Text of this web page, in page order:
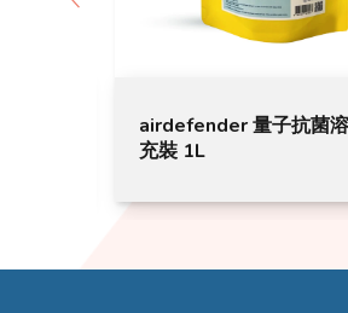
airdefender 量子抗菌溶液 – 補
充裝 1L